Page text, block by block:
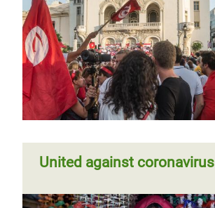
United against coronavirus